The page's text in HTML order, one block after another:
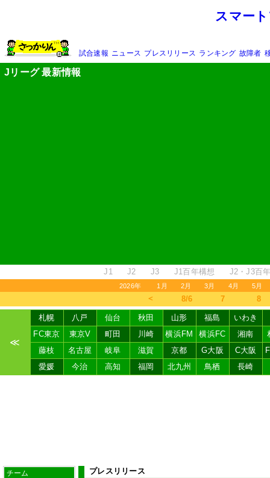
スマー
試合速報 ニュース プレスリリース ランキング 故障者
Jリーグ 最新情報
J1 J2 J3 J1百年構想 J2・J3百
2026年 1月 2月 3月 4月 5月
＜ 8/6 7 8
≪
札幌 八戸 仙台 秋田 山形 福島
いわき
FC東京
東京V 町田 川崎 横浜FM 横浜FC 湘南
藤枝
名古屋 岐阜 滋賀 京都 G大阪 C大阪
愛媛
今治 高知 福岡 北九州 鳥栖 長崎
チーム プレスリリース